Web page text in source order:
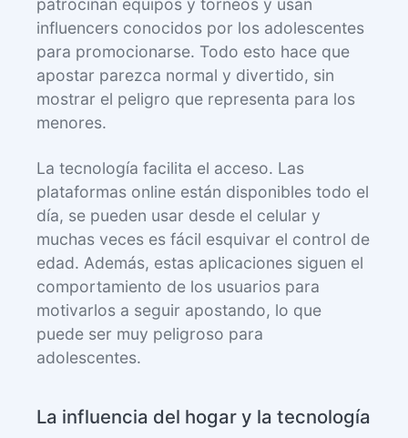
patrocinan equipos y torneos y usan
influencers conocidos por los adolescentes
para promocionarse. Todo esto hace que
apostar parezca normal y divertido, sin
mostrar el peligro que representa para los
menores.
La tecnología facilita el acceso. Las
plataformas online están disponibles todo el
día, se pueden usar desde el celular y
muchas veces es fácil esquivar el control de
edad. Además, estas aplicaciones siguen el
comportamiento de los usuarios para
motivarlos a seguir apostando, lo que
puede ser muy peligroso para
adolescentes.
La influencia del hogar y la tecnología